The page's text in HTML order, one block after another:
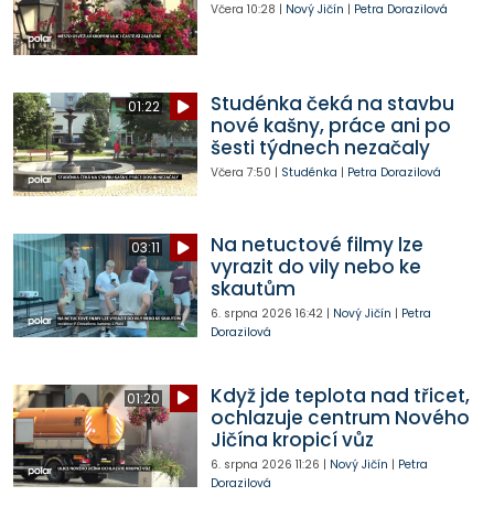
Včera 10:28 | Nový Jičín | Petra Dorazilová
01:22
Studénka čeká na stavbu
nové kašny, práce ani po
šesti týdnech nezačaly
Včera 7:50 | Studénka | Petra Dorazilová
03:11
Na netuctové filmy lze
vyrazit do vily nebo ke
skautům
6. srpna 2026 16:42| Nový Jičín | Petra
Dorazilová
01:20
Když jde teplota nad třicet,
ochlazuje centrum Nového
Jičína kropicí vůz
6. srpna 2026 11:26 | Nový Jičín | Petra
Dorazilová